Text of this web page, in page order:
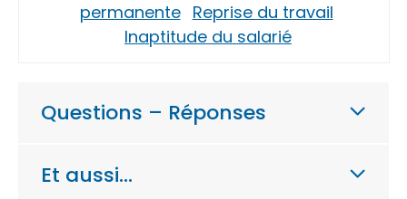
permanente Reprise du travail
Inaptitude du salarié
Questions – Réponses
Et aussi…